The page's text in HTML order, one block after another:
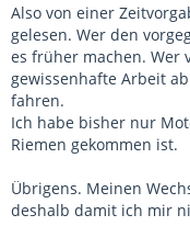
Also von einer
gelesen. Wer den
es früher machen. Wer
gewissenhafte Arbeit
fahren.
Ich habe bisher nur
Riemen gekommen ist.
Übrigens. Meinen
deshalb damit ich mir